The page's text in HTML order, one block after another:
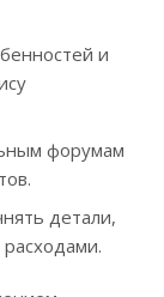
и
форумам
детали,